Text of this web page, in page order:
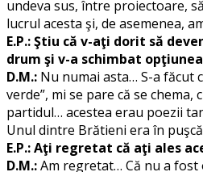
undeva sus, între proiectoare,
lucrul acesta şi, de asemenea,
E.P.: Ştiu că v-aţi dorit să
drum şi v-a schimbat
D.M.: Nu numai asta… S-a făcut
verde”, mi se pare că se
partidul… acestea erau poezii
Unul dintre Brătieni era în
E.P.: Aţi regretat că aţi ales
D.M.:Am regretat… Că nu a fost